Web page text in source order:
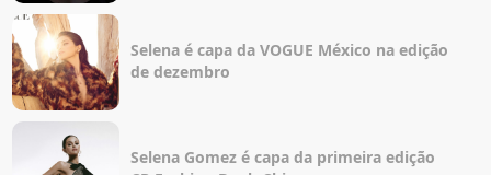
Selena é capa da VOGUE México na edição
de dezembro
Selena Gomez é capa da primeira edição